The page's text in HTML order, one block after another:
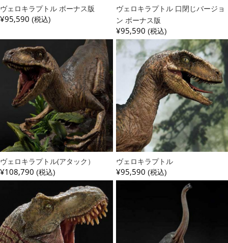
ヴェロキラプトル ボーナス版
¥95,590 (税込)
ヴェロキラプトル 口閉じバージョ
ン ボーナス版
¥95,590 (税込)
ヴェロキラプトル(アタック）
¥108,790 (税込)
ヴェロキラプトル
¥95,590 (税込)